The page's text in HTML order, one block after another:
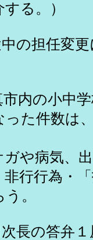
る。）
の担任変
の小中学
った件数は
や病気、出
行行為・
。
長の答弁